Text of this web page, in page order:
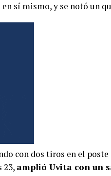
en sí mismo, y se notó un
con dos tiros en el poste
23, amplió Uvita con un